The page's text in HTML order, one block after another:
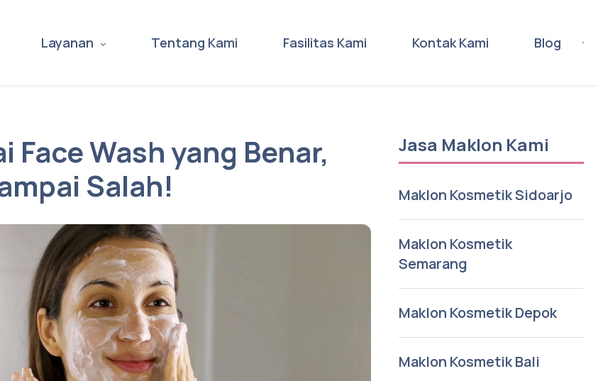
Layanan Tentang Kami Fasilitas Kami Kontak Kami Blog
Face Wash yang Benar,
Salah!
Jasa Maklon Kami
Maklon Kosmetik Sidoarjo
Maklon Kosmetik
Semarang
Maklon Kosmetik Depok
Maklon Kosmetik Bali